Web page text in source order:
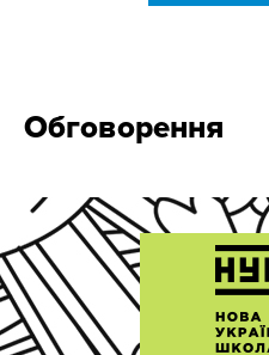
Обговорення